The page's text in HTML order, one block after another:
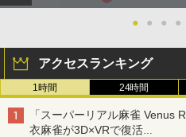
● ● ● ●
アクセスランキング
1時間 24時間
「スーパーリアル麻雀 Venus
衣麻雀が3D×VRで復活